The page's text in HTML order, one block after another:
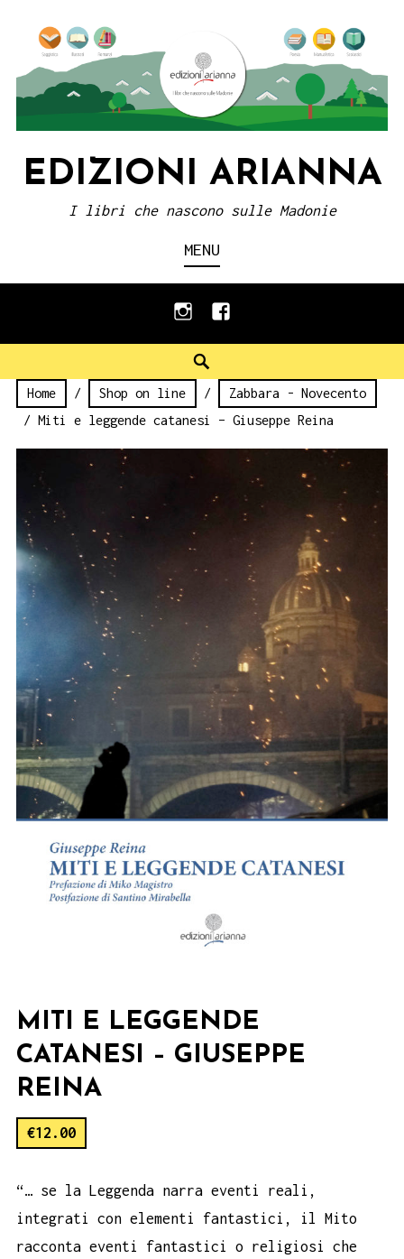
content
EDIZIONI ARIANNA
I libri che nascono sulle Madonie
MENU
instagramfacebook
Home / Shop on line /
Zabbara - Novecento
/ Miti e leggende catanesi – Giuseppe Reina
MITI E LEGGENDE
CATANESI – GIUSEPPE
REINA
€12.00
“… se la Leggenda narra eventi reali,
integrati con elementi fantastici, il Mito
racconta eventi fantastici o religiosi che